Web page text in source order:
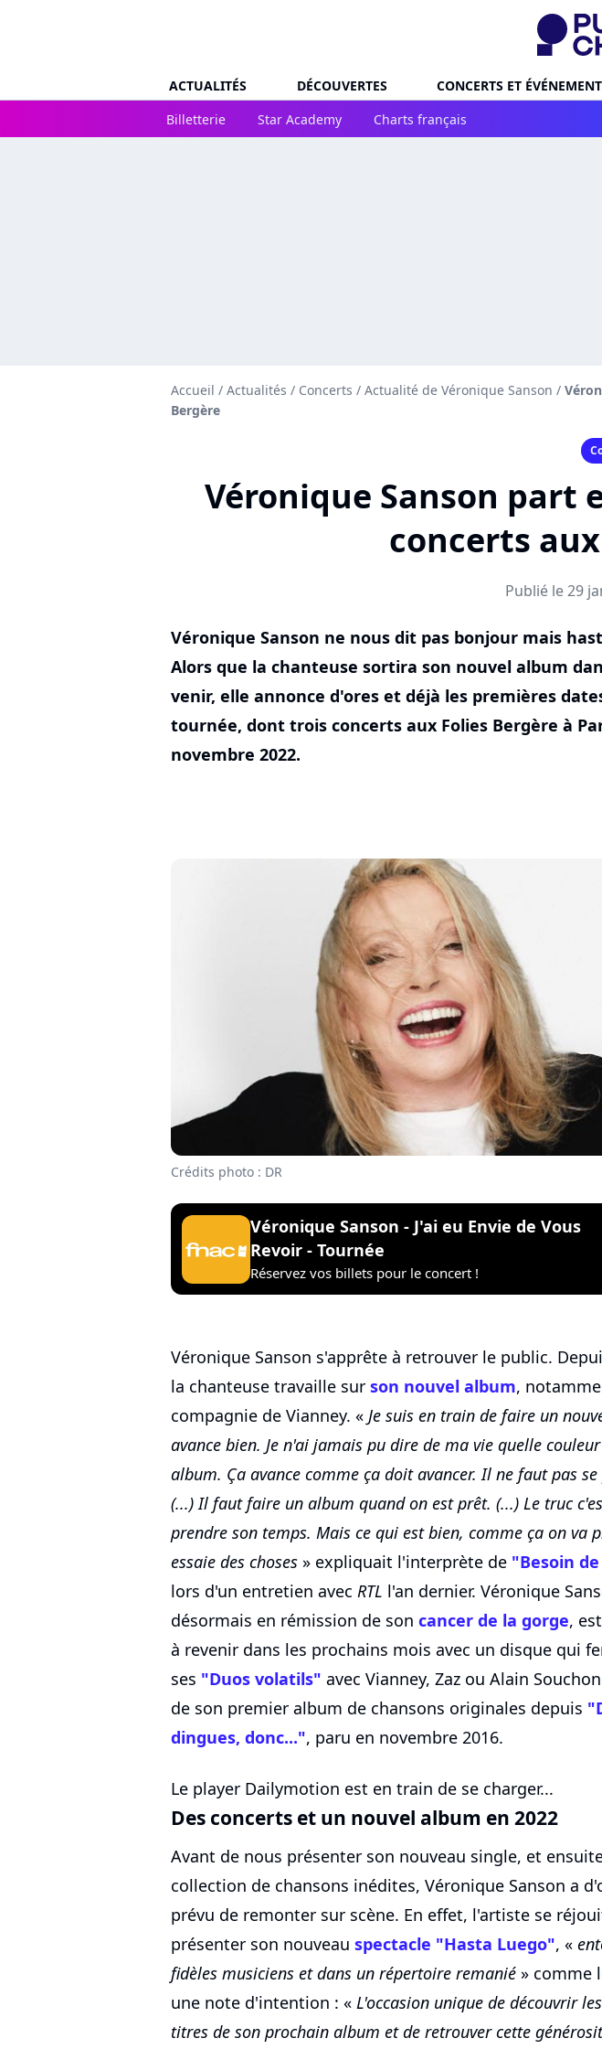
ACTUALITÉS DÉCOUVERTES CONCERTS ET
Billetterie
Star Academy Charts français
Accueil / Actualités / Concerts / Actualité de Véronique Sanson /
Bergère
Véronique Sanson part
concerts
Publié le 29
Véronique Sanson ne nous dit pas bonjour mais
Alors que la chanteuse sortira son nouvel album
venir, elle annonce d'ores et déjà les premières
tournée, dont trois concerts aux Folies Bergère à
novembre 2022.
Crédits photo : DR
Véronique Sanson - J'ai eu Envie de Vous
Revoir - Tournée
Réservez vos billets pour le concert !
Véronique Sanson s'apprête à retrouver le public.
la chanteuse travaille sur son nouvel album,
compagnie de Vianney. « Je suis en train de faire un
avance bien. Je n'ai jamais pu dire de ma vie quelle
album. Ça avance comme ça doit avancer. Il ne faut pas
(...) Il faut faire un album quand on est prêt. (...) Le truc
prendre son temps. Mais ce qui est bien, comme ça on va
essaie des choses » expliquait l'interprète de "Besoin
lors d'un entretien avec RTL l'an dernier. Véronique
désormais en rémission de son cancer de la gorge,
à revenir dans les prochains mois avec un disque qui
ses "Duos volatils" avec Vianney, Zaz ou Alain
de son premier album de chansons originales depuis
dingues, donc...", paru en novembre 2016.
Le player Dailymotion est en train de se charger...
Des concerts et un nouvel album en 2022
Avant de nous présenter son nouveau single, et
collection de chansons inédites, Véronique Sanson a
prévu de remonter sur scène. En effet, l'artiste se
présenter son nouveau spectacle "Hasta Luego", «
fidèles musiciens et dans un répertoire remanié » comme
une note d'intention : « L'occasion unique de découvrir
titres de son prochain album et de retrouver cette